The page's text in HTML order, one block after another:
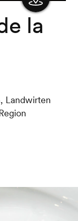
Karte
la
Landwirten